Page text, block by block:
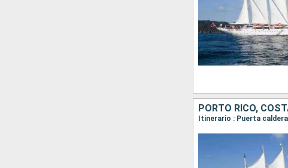
PORTO RICO,